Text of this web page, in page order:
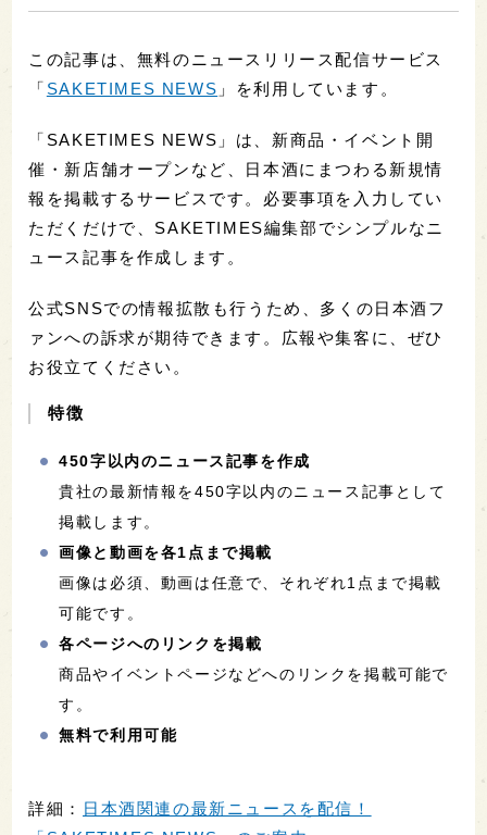
この記事は、無料のニュースリリース配信サービス
「 SAKETIMES NEWS 」を利用しています。
「SAKETIMES NEWS」は、新商品・イベント開
催・新店舗オープンなど、日本酒にまつわる新規情
報を掲載するサービスです。必要事項を入力してい
ただくだけで、SAKETIMES編集部でシンプルなニ
ュース記事を作成します。
公式SNSでの情報拡散も行うため、多くの日本酒フ
ァンへの訴求が期待できます。広報や集客に、ぜひ
お役立てください。
特徴
450字以内のニュース記事を作成
貴社の最新情報を450字以内のニュース記事として
掲載します。
画像と動画を各1点まで掲載
画像は必須、動画は任意で、それぞれ1点まで掲載
可能です。
各ページへのリンクを掲載
商品やイベントページなどへのリンクを掲載可能で
す。
無料で利用可能
詳細：
日本酒関連の最新ニュースを配信！